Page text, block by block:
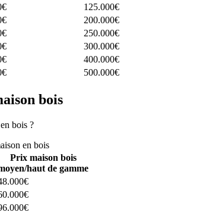
125.000€
200.000€
250.000€
300.000€
400.000€
500.000€
bois
bois ?
en bois
Prix maison bois
haut de gamme